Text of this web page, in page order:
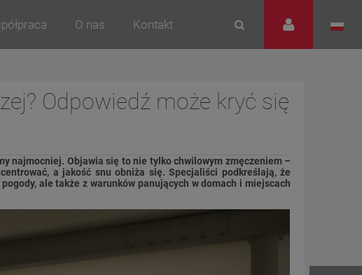
O nas Kontakt
Odpowiedź może kryć się
najmocniej. Objawia się to nie tylko chwilowym zmęczeniem –
a jakość snu obniża się. Specjaliści podkreślają, że
ale także z warunków panujących w domach i miejscach